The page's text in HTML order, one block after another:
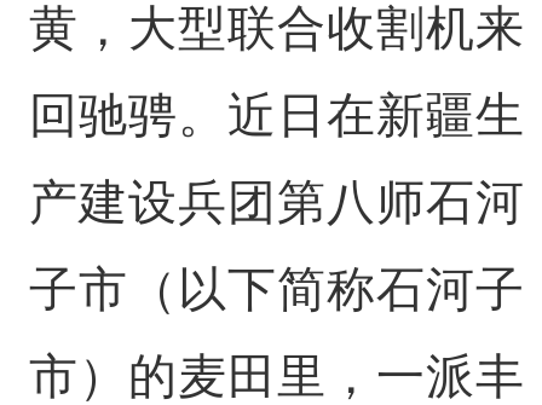
黄，大型联合收割机来
回驰骋。近日在新疆生
产建设兵团第八师石河
子市（以下简称石河子
市）的麦田里，一派丰